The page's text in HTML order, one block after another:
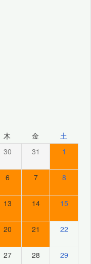
木 金 土
30 31 1
6 7 8
13 14 15
20 21 22
27 28 29